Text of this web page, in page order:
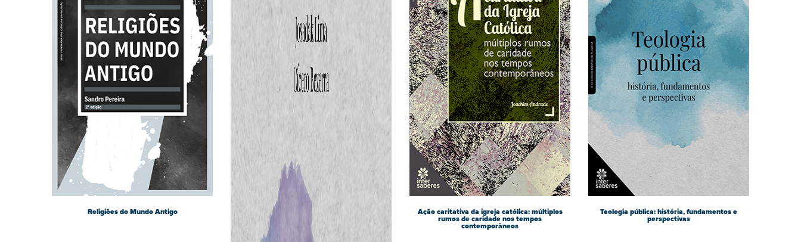
Religiões do Mundo Antigo Ação caritativa da igreja católica: múltiplos
rumos de caridade nos tempos
contemporâneos
Teologia pública: história, fundamentos e
perspectivas